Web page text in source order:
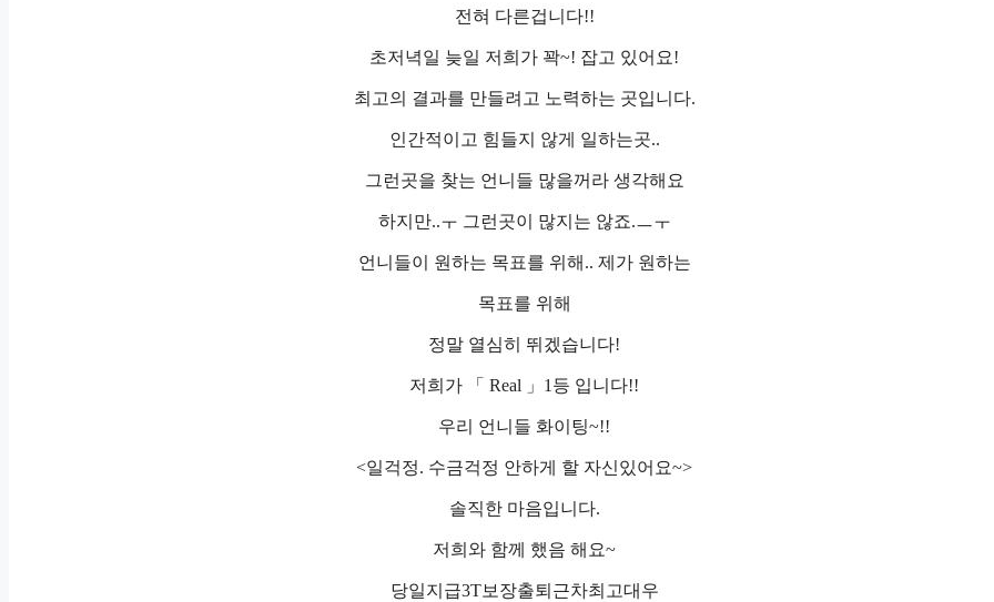
전혀 다른겁니다!!
초저녁일 늦일 저희가 꽉~! 잡고 있어요!
최고의 결과를 만들려고 노력하는 곳입니다.
인간적이고 힘들지 않게 일하는곳..
그런곳을 찾는 언니들 많을꺼라 생각해요
하지만..ㅜ 그런곳이 많지는 않죠.ㅡㅜ
언니들이 원하는 목표를 위해.. 제가 원하는
목표를 위해
정말 열심히 뛰겠습니다!
저희가 「 Real 」1등 입니다!!
우리 언니들 화이팅~!!
<일걱정. 수금걱정 안하게 할 자신있어요~>
솔직한 마음입니다.
저희와 함께 했음 해요~
당일지급3T보장출퇴근차최고대우